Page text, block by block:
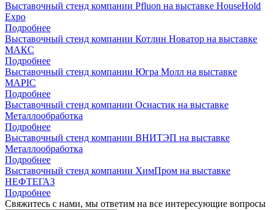
Выставочный стенд компании Pfluon на выставке HouseHold
Expo
Подробнее
Выставочный стенд компании Котлин Новатор на выставке
МАКС
Подробнее
Выставочный стенд компании Югра Молл на выставке
MAPIC
Подробнее
Выставочный стенд компании Оснастик на выставке
Металлообработка
Подробнее
Выставочный стенд компании ВНИТЭП на выставке
Металлообработка
Подробнее
Выставочный стенд компании ХимПром на выставке
НЕФТЕГАЗ
Подробнее
Свяжитесь с нами, мы ответим на все интересующие вопросы